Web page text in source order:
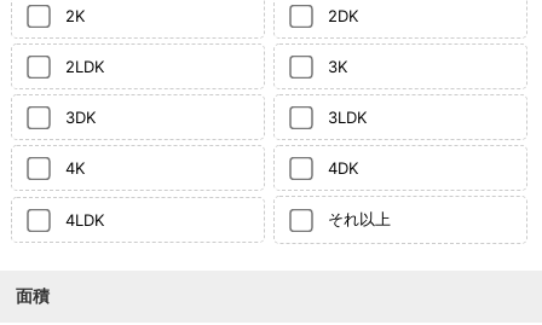
2K 2DK
2LDK 3K
3DK 3LDK
4K 4DK
4LDK それ以上
面積